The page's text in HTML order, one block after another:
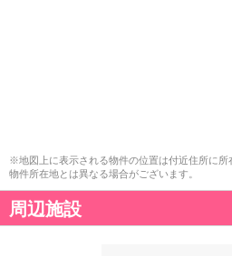
※地図上に表示される物件の位置は付近住所に
物件所在地とは異なる場合がございます。
周辺施設